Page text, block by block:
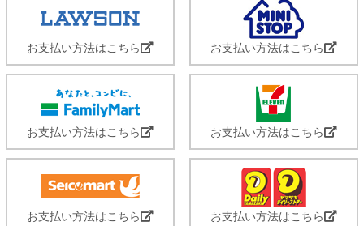
お支払い方法はこちら お支払い方法はこちら
お支払い方法はこちら お支払い方法はこちら
お支払い方法はこちら お支払い方法はこちら